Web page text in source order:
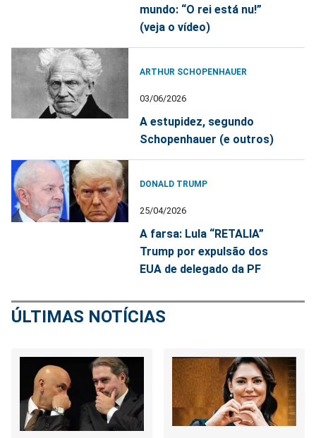
mundo: “O rei está nu!”
(veja o vídeo)
ARTHUR SCHOPENHAUER
03/06/2026
A estupidez, segundo
Schopenhauer (e outros)
DONALD TRUMP
25/04/2026
A farsa: Lula “RETALIA”
Trump por expulsão dos
EUA de delegado da PF
ÚLTIMAS NOTÍCIAS